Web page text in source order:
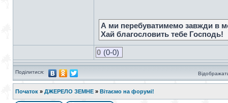
А ми перебуватимемо завжди в
Хай благословить тебе Господь!
0 (0-0)
Поділитися:
Початок » ДЖЕРЕЛО ЗЕМНЕ » Вітаємо на форумі!